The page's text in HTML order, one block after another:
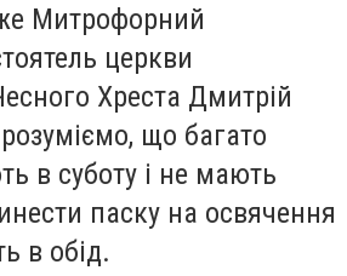
Митрофорний
церкви
Хреста Дмитрій
що багато
в суботу і не мають
паску на освячення
в обід.